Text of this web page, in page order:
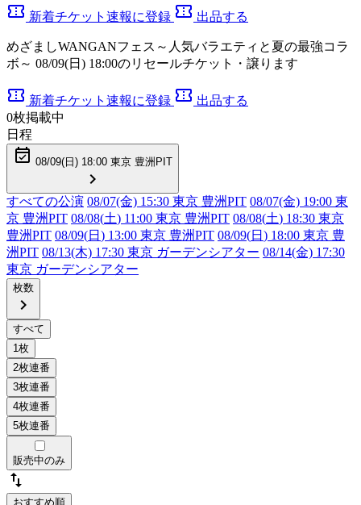
confirmation_number 新着チケット速報に登録 confirmation_number 出品する
めざましWANGANフェス～人気バラエティと夏の最強コラ
ボ～ 08/09(日) 18:00のリセールチケット・譲ります
confirmation_number 新着チケット速報に登録 confirmation_number 出品する
0枚掲載中
日程
event_available 08/09( 日 ) 18:00 東京 豊洲PIT
chevron_right
すべての公演 08/07(金) 15:30 東京 豊洲PIT 08/07(金) 19:00 東
京 豊洲PIT 08/08(土) 11:00 東京 豊洲PIT 08/08(土) 18:30 東京
豊洲PIT 08/09(日 ) 13:00 東京 豊洲PIT 08/09(日 ) 18:00 東京 豊
洲PIT 08/13(木) 17:30 東京 ガーデンシアター 08/14(金) 17:30
東京 ガーデンシアター
枚数
chevron_right
販売中のみ
swap_vert
おすすめ順